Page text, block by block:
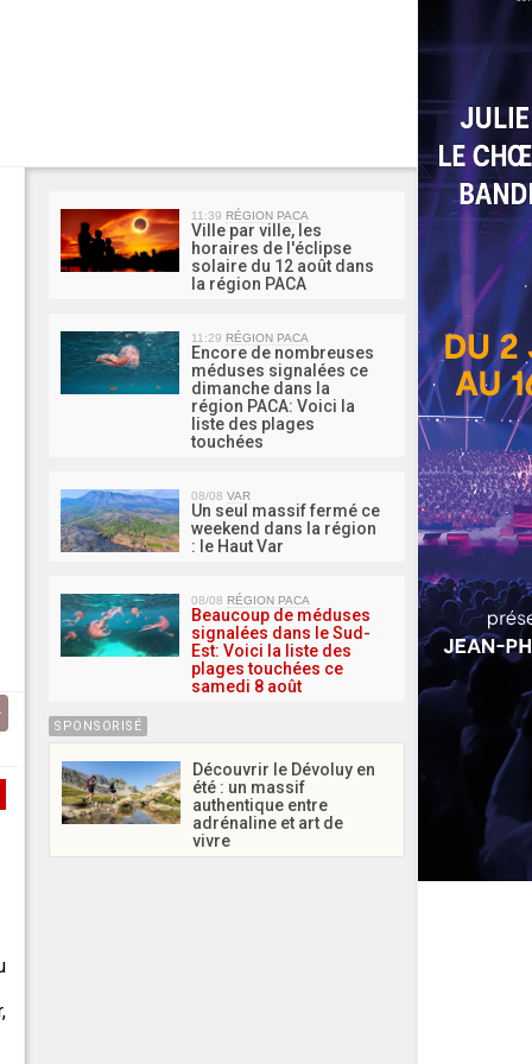
MA
11:39 RÉGION PACA
Ville par ville, les
horaires de l'éclipse
solaire du 12 août dans
la région PACA
11:29 RÉGION PACA
Encore de nombreuses
méduses signalées ce
dimanche dans la
région PACA: Voici la
liste des plages
touchées
08/08 VAR
Un seul massif fermé ce
weekend dans la région
: le Haut Var
08/08 RÉGION PACA
Beaucoup de méduses
signalées dans le Sud-
Est: Voici la liste des
plages touchées ce
samedi 8 août
SPONSORISÉ
Découvrir le Dévoluy en
été : un massif
authentique entre
adrénaline et art de
vivre